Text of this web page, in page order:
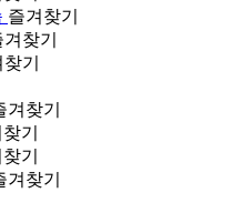
즐겨찾기
겨찾기
기
겨찾기
기
기
겨찾기